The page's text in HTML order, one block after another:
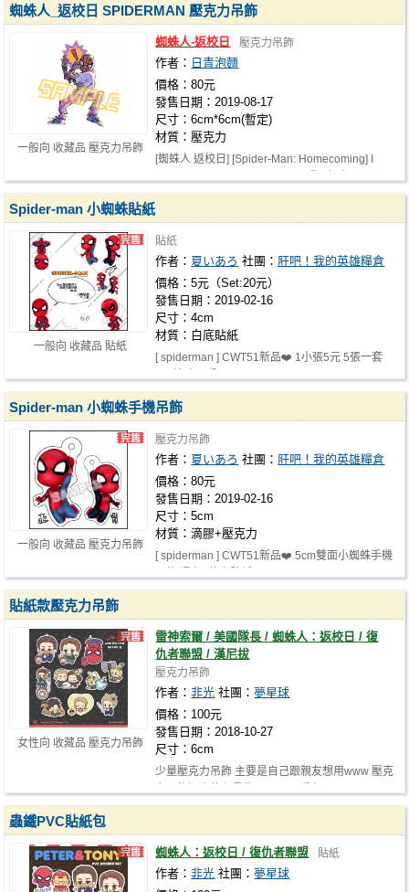
一般向 收藏品 壓克力吊飾
蜘蛛人_返校日 SPIDERMAN 壓克力吊飾
蜘蛛人-返校日 壓克力吊飾
作者： 日青泡麵
價格：80元
發售日期：2019-08-17
尺寸：6cm*6cm(暫定)
材質：壓克力
[蜘蛛人 返校日] [Spider-Man: Homecoming] I
一般向 收藏品 貼紙
Spider-man 小蜘蛛貼紙
貼紙
作者： 夏いあろ 社團： 肝吧！我的英雄糧倉
價格：5元（Set:20元）
發售日期：2019-02-16
尺寸：4cm
材質：白底貼紙
[ spiderman ] CWT51新品❤️ 1小張5元 5張一套
一般向 收藏品 壓克力吊飾
Spider-man 小蜘蛛手機吊飾
壓克力吊飾
作者： 夏いあろ 社團： 肝吧！我的英雄糧倉
價格：80元
發售日期：2019-02-16
尺寸：5cm
材質：滴膠+壓克力
[ spiderman ] CWT51新品❤️ 5cm雙面小蜘蛛手機
女性向 收藏品 壓克力吊飾
貼紙款壓克力吊飾
雷神索爾 / 美國隊長 / 蜘蛛人：返校日 / 復
仇者聯盟 / 漢尼拔
壓克力吊飾
作者：非光 社團：夢星球
價格：100元
發售日期：2018-10-27
尺寸：6cm
少量壓克力吊飾 主要是自己跟親友想用www 壓克
蟲鐵PVC貼紙包
蜘蛛人：返校日 / 復仇者聯盟 貼紙
作者：非光 社團：夢星球